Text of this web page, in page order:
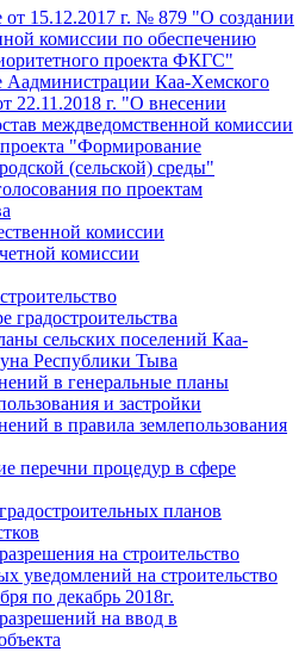
от 15.12.2017 г. № 879 "О создании
комиссии по обеспечению
проекта ФКГС"
Аадминистрации Каа-Хемского
22.11.2018 г. "О внесении
междведомственной комиссии
"Формирование
(сельской) среды"
по проектам
комиссии
комиссии
градостроительства
сельских поселений Каа-
Республики Тыва
в генеральные планы
и застройки
в правила землепользования
перечни процедур в сфере
планов
на строительство
уведомлений на строительство
по декабрь 2018г.
на ввод в